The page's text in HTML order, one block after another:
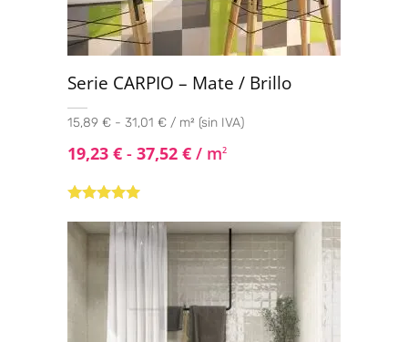
Serie CARPIO – Mate / Brillo
15,89 € - 31,01 € / m² (sin IVA)
19,23 € - 37,52 € / m2
con
de
5